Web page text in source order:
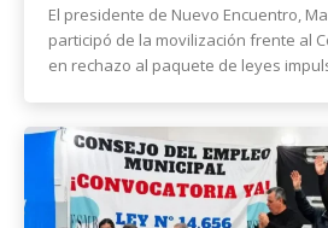
El presidente de Nuevo Encuentro,
participó de la movilización frente al
en rechazo al paquete de leyes